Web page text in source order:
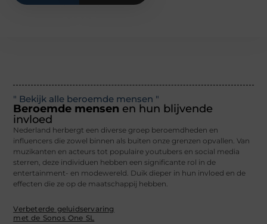
" Bekijk alle beroemde mensen "
Beroemde mensen en hun blijvende
invloed
Nederland herbergt een diverse groep beroemdheden en
influencers die zowel binnen als buiten onze grenzen opvallen. Van
muzikanten en acteurs tot populaire youtubers en social media
sterren, deze individuen hebben een significante rol in de
entertainment- en modewereld. Duik dieper in hun invloed en de
effecten die ze op de maatschappij hebben.
Verbeterde geluidservaring
met de Sonos One SL